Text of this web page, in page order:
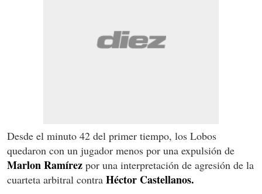
Desde el minuto 42 del primer tiempo, los Lobos
quedaron con un jugador menos por una expulsión de
Marlon Ramírez por una interpretación de agresión de la
cuarteta arbitral contra Héctor Castellanos.